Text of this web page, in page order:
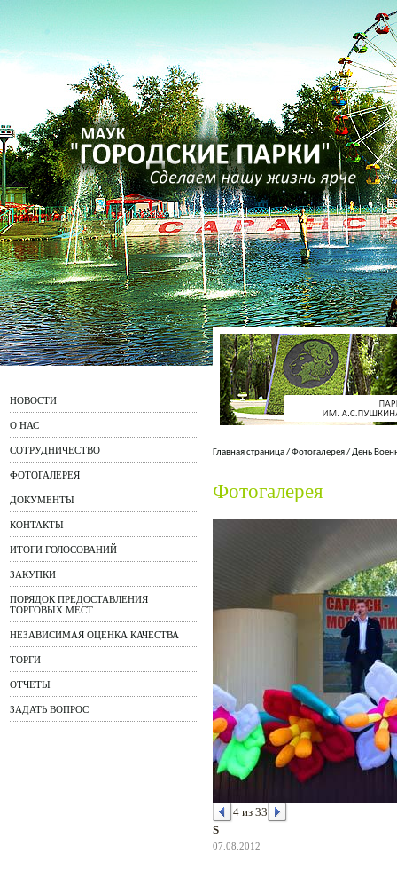
НОВОСТИ
О НАС
СОТРУДНИЧЕСТВО
ФОТОГАЛЕРЕЯ
ДОКУМЕНТЫ
КОНТАКТЫ
ИТОГИ ГОЛОСОВАНИЙ
ЗАКУПКИ
ПОРЯДОК ПРЕДОСТАВЛЕНИЯ
ТОРГОВЫХ МЕСТ
НЕЗАВИСИМАЯ ОЦЕНКА КАЧЕСТВА
ТОРГИ
ОТЧЕТЫ
ЗАДАТЬ ВОПРОС
Главная страница/Фотогалерея/День
Фотогалерея
4 из 33
S
07.08.2012